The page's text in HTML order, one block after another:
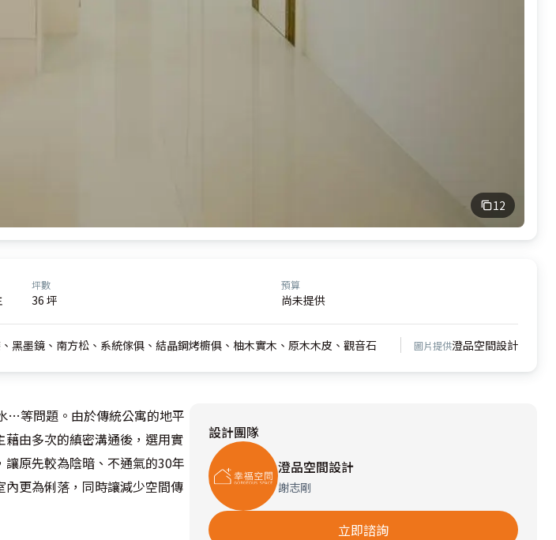
12
坪數
36 坪
預算
尚未提供
黑墨鏡、南方松、系統傢俱、結晶鋼烤櫥俱、柚木實木、原木木皮、觀音石 圖片提供澄品空間設計
…等問題。由於傳統公寓的地平
由多次的縝密溝通後，選用實
原先較為陰暗、不通氣的30年
更為俐落，同時讓減少空間傳
設計團隊
澄品空間設計
謝志剛
立即諮詢